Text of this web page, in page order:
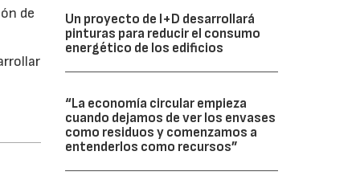
de
Un proyecto de I+D desarrollará
pinturas para reducir el consumo
energético de los edificios
“La economía circular empieza
cuando dejamos de ver los envases
como residuos y comenzamos a
entenderlos como recursos”